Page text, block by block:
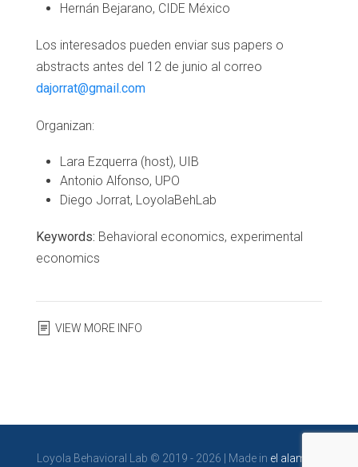
Hernán Bejarano, CIDE México
Los interesados pueden enviar sus papers o
abstracts antes del 12 de junio al correo
dajorrat@gmail.com
Organizan:
Lara Ezquerra (host), UIB
Antonio Alfonso, UPO
Diego Jorrat, LoyolaBehLab
Keywords: Behavioral economics, experimental
economics
VIEW MORE INFO
Loyola Behavioral Lab © 2019 - 2026 | Made in el alambre